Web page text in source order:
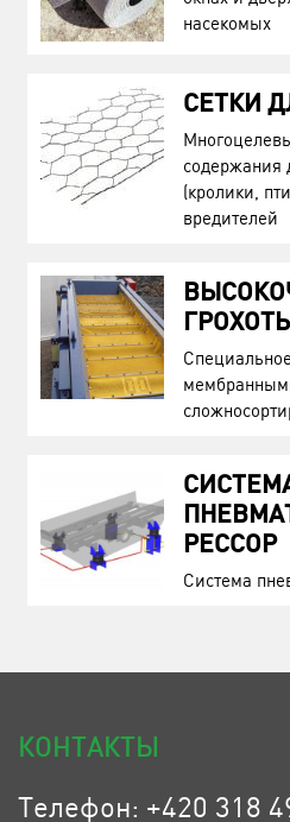
насекомых
СЕТКИ
(кролики,
вредителей
РЕССОР
Системa
КОНТАКТЫ
Телефон: +420 318